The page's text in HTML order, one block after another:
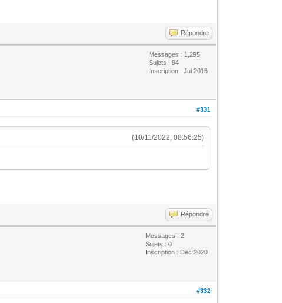
Répondre
Messages : 1,295
Sujets : 94
Inscription : Jul 2016
#331
(10/11/2022, 08:56:25)
Répondre
Messages : 2
Sujets : 0
Inscription : Dec 2020
#332